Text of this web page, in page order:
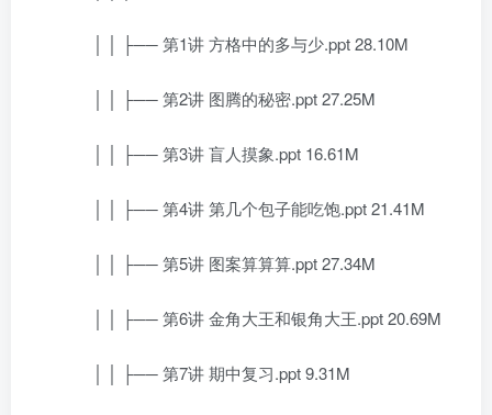
│ │ ├── 第1讲 方格中的多与少.ppt 28.10M
│ │ ├── 第2讲 图腾的秘密.ppt 27.25M
│ │ ├── 第3讲 盲人摸象.ppt 16.61M
│ │ ├── 第4讲 第几个包子能吃饱.ppt 21.41M
│ │ ├── 第5讲 图案算算算.ppt 27.34M
│ │ ├── 第6讲 金角大王和银角大王.ppt 20.69M
│ │ ├── 第7讲 期中复习.ppt 9.31M